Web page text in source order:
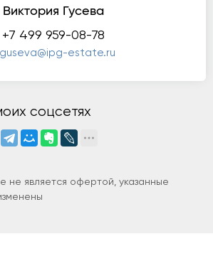
Виктория Гусева
+7 499 959-08-78
estate.ru
соцсетях
не является офертой, указанные